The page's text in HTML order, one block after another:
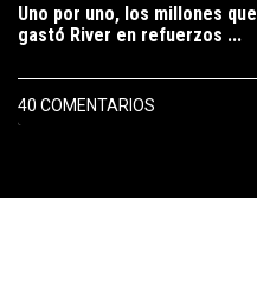
Uno por uno, los millones que
gastó River en refuerzos ...
40 COMENTARIOS